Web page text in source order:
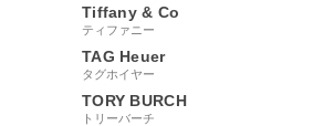
Tiffany & Co
ティファニー
TAG Heuer
タグホイヤー
TORY BURCH
トリーバーチ